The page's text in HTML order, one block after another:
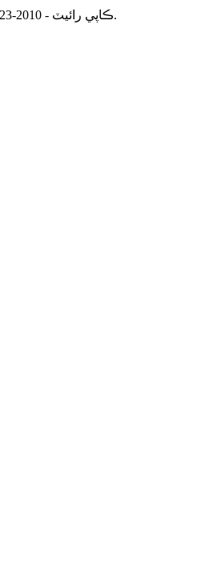
© ڪاپي رائيٽ - 2010-2023: سڀ حق محفوظ آهن.